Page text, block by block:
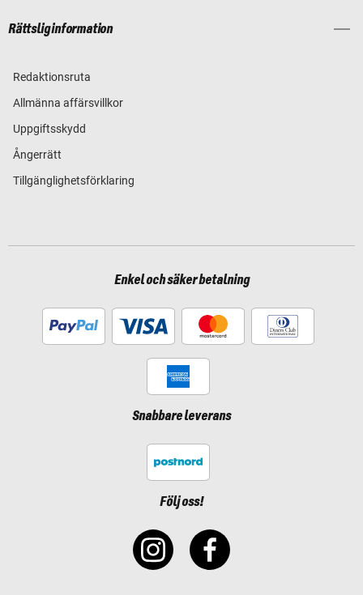
Rättslig information
Redaktionsruta
Allmänna affärsvillkor
Uppgiftsskydd
Ångerrätt
Tillgänglighetsförklaring
Enkel och säker betalning
Snabbare leverans
Följ oss!